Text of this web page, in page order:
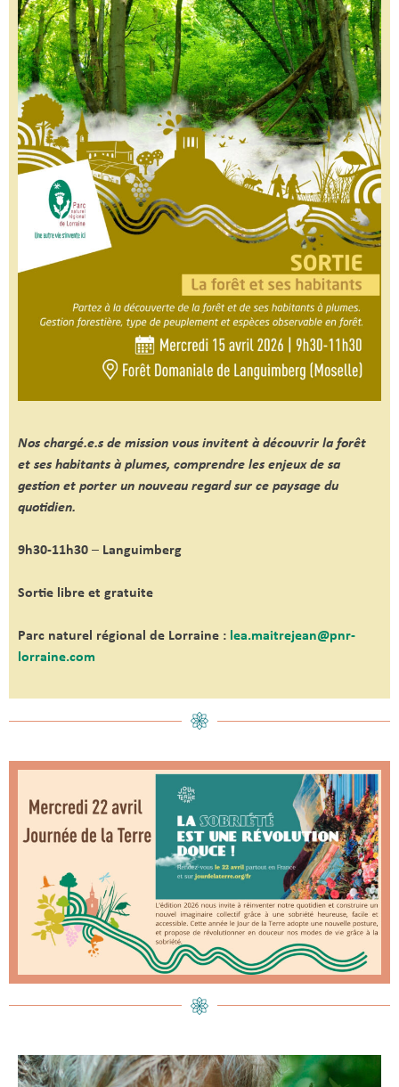
Nos chargé.e.s de mission vous invitent à découvrir la forêt
et ses habitants à plumes, comprendre les enjeux de sa
gestion et porter un nouveau regard sur ce paysage du
quotidien.
9h30-11h30 – Languimberg
Sortie libre et gratuite
Parc naturel régional de Lorraine : lea.maitrejean@pnr-
lorraine.com